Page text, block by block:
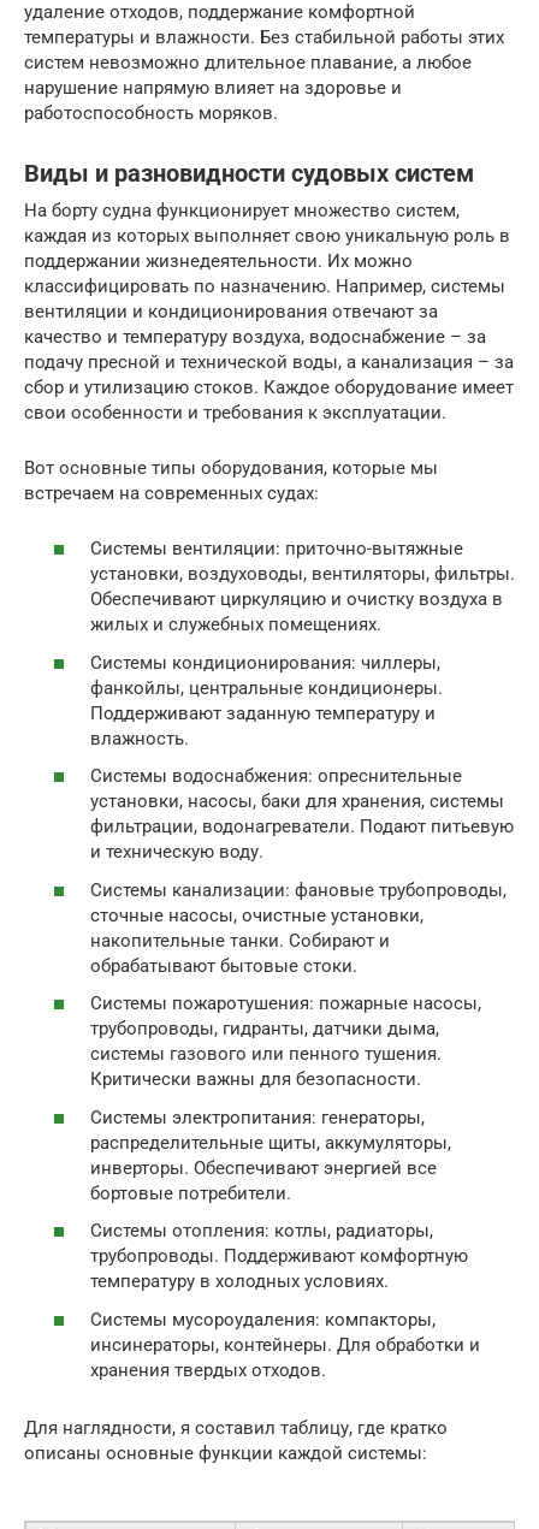
удаление отходов, поддержание комфортной
температуры и влажности. Без стабильной работы этих
систем невозможно длительное плавание, а любое
нарушение напрямую влияет на здоровье и
работоспособность моряков.
Виды и разновидности судовых систем
На борту судна функционирует множество систем,
каждая из которых выполняет свою уникальную роль в
поддержании жизнедеятельности. Их можно
классифицировать по назначению. Например, системы
вентиляции и кондиционирования отвечают за
качество и температуру воздуха, водоснабжение – за
подачу пресной и технической воды, а канализация – за
сбор и утилизацию стоков. Каждое оборудование имеет
свои особенности и требования к эксплуатации.
Вот основные типы оборудования, которые мы
встречаем на современных судах:
Системы вентиляции: приточно-вытяжные
установки, воздуховоды, вентиляторы, фильтры.
Обеспечивают циркуляцию и очистку воздуха в
жилых и служебных помещениях.
Системы кондиционирования: чиллеры,
фанкойлы, центральные кондиционеры.
Поддерживают заданную температуру и
влажность.
Системы водоснабжения: опреснительные
установки, насосы, баки для хранения, системы
фильтрации, водонагреватели. Подают питьевую
и техническую воду.
Системы канализации: фановые трубопроводы,
сточные насосы, очистные установки,
накопительные танки. Собирают и
обрабатывают бытовые стоки.
Системы пожаротушения: пожарные насосы,
трубопроводы, гидранты, датчики дыма,
системы газового или пенного тушения.
Критически важны для безопасности.
Системы электропитания: генераторы,
распределительные щиты, аккумуляторы,
инверторы. Обеспечивают энергией все
бортовые потребители.
Системы отопления: котлы, радиаторы,
трубопроводы. Поддерживают комфортную
температуру в холодных условиях.
Системы мусороудаления: компакторы,
инсинераторы, контейнеры. Для обработки и
хранения твердых отходов.
Для наглядности, я составил таблицу, где кратко
описаны основные функции каждой системы: